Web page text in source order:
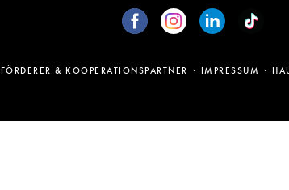
FÖRDERER & KOOPERATIONSPARTNER IMPRESSUM